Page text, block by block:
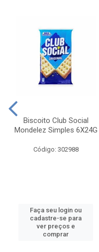
Biscoito Club Social
Mondelez Simples 6X24G
Código: 302988
Faça seu login ou
cadastre-se para
ver preços e
comprar